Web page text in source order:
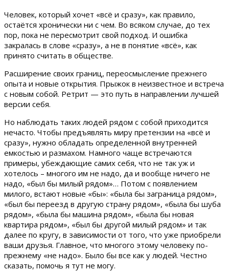
Человек, который хочет «всё и сразу», как правило,
остаётся хронически ни с чем. Во всяком случае, до тех
пор, пока не пересмотрит свой подход. И ошибка
закралась в слове «сразу», а не в понятие «всё», как
принято считать в обществе.
Расширение своих границ, переосмысление прежнего
опыта и новые открытия. Прыжок в неизвестное и встреча
с новым собой. Ретрит — это путь в направлении лучшей
версии себя.
Но наблюдать таких людей рядом с собой приходится
нечасто. Чтобы предъявлять миру претензии на «всё и
сразу», нужно обладать определенной внутренней
емкостью и размахом. Намного чаще встречаются
примеры, убеждающие самих себя, что не так уж и
хотелось – многого им не надо, да и вообще ничего не
надо, «был бы милый рядом»… Потом с появлением
милого, встают новые «бы»: «была бы заграница рядом»,
«был бы переезд в другую страну рядом», «была бы шуба
рядом», «была бы машина рядом», «была бы новая
квартира рядом», «был бы другой милый рядом» и так
далее по кругу, в зависимости от того, что уже приобрели
ваши друзья. Главное, что многого этому человеку по-
прежнему «не надо». Было бы все как у людей. Честно
сказать, помочь я тут не могу.